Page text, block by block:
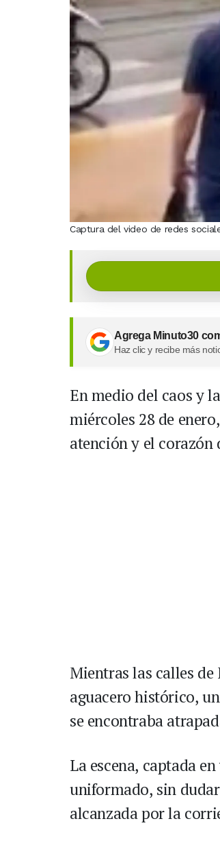
Captura del video de redes
Agrega Minuto30
Haz clic y recibe más
En medio del caos y
miércoles 28 de
atención y el corazón
Mientras las calles
aguacero histórico,
se encontraba
La escena, captada
uniformado, sin
alcanzada por la